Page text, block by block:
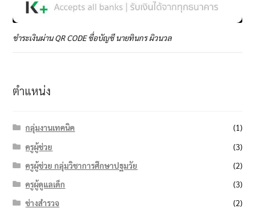
ชำระเงินผ่าน QR CODE ชื่อบัญชี นายทินกร ผิวนวล
ตำแหน่ง
กลุ่มงานเทคนิค
(1)
ครูผู้ช่วย
(3)
ครูผู้ช่วย กลุ่มวิชาการศึกษาปฐมวัย
(2)
ครูผู้ดูแลเด็ก
(3)
ช่างสำรวจ
(2)